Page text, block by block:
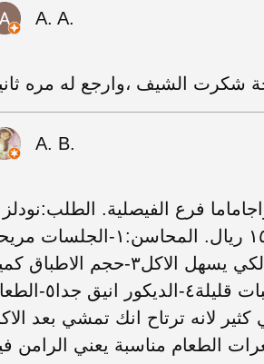
A. A.
شكرت الشيف ،وارجع له مره
A. B.
فرع الفيصلية.
رامن لحم و كيمتشي الحساب مجملا كان ١٥٠ ريال. المحاسن:١-
وهادئة٢-يقدم مع النودلز صحون اضافية لكي يسهل الاكل٣-حجم
الطعام كبيرة وتكفي ل ٤ اشخاص او ٣ بطلبات قليلة٤-
لانه ترتاح انك تمشي بعد
يكون بطنك ثقيلة ومتوعكة٦-سعرات الطعام مناسبة يعني الرامن